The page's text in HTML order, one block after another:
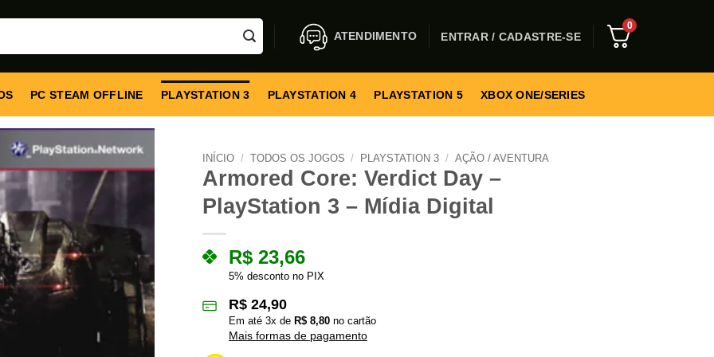
ATENDIMENTO ENTRAR / CADASTRE-SE
0
PC STEAM OFFLINE PLAYSTATION 3 PLAYSTATION 4 PLAYSTATION 5 XBOX ONE/SERIES
INÍCIO / TODOS OS JOGOS / PLAYSTATION 3 / AÇÃO / AVENTURA
Armored Core: Verdict Day –
PlayStation 3 – Mídia Digital
R$ 23,66
5% desconto no PIX
R$ 24,90
Em até 3x de R$ 8,80 no cartão
Mais formas de pagamento